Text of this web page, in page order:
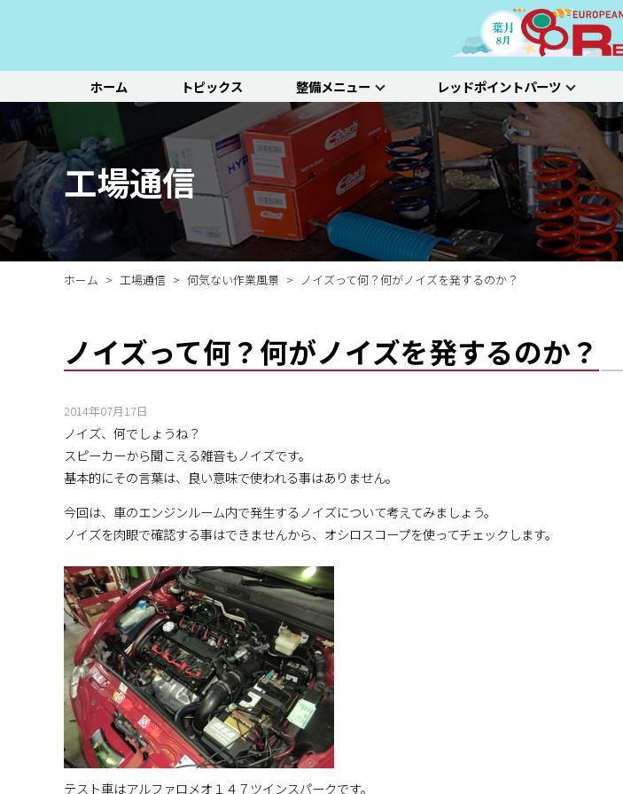
ホーム トピックス 整備メニュー
整備メニュー
レッドポイントが推奨す
る、すべての車種に共通
する基本整備と、車両の
状態に応じた３段階のセ
ットメニューをご紹介し
ます。
一覧ページ
基本整備一覧
ADAS（先進運転支援システム）診断 SDL診断
エアコン整備
タイヤ整備
初診点検・セットメニュー
初診点検 ステージ1／ベーシック
ステージ2／ステージ3 車種別価格表
レッドポイントパーツ
レッドポイント
パーツ
オリジナル&おすすめパ
ーツのご紹介
一覧ページ
車種別選択
ルノー プジョー シトロエン/DS
機能別選択
エンジン/駆動系 吸排気系
ホイール/タイヤ
エクステリア
その他のサービ
ス
新車の販売や中古車販
売、ならびに買い取りや
レンタカー等のサービス
を行なっております。
一覧ページ
新車販売・整備 特選中古車
その他サービス
工場通信
ホーム 工場通信 何気ない作業風景 ノイズって何？何がノイズを発するのか？
ノイズって何？何がノイズを発するのか？
2014年07月17日
ノイズ、何でしょうね？
スピーカーから聞こえる雑音もノイズです。
基本的にその言葉は、良い意味で使われる事はありません。
今回は、車のエンジンルーム内で発生するノイズについて考えてみましょう。
ノイズを肉眼で確認する事はできませんから、オシロスコープを使ってチェックします。
テスト車はアルファロメオ１４７ツインスパークです。